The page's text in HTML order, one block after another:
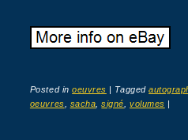
Posted inoeuvres Tagged
oeuvres, sacha,signé,volumes